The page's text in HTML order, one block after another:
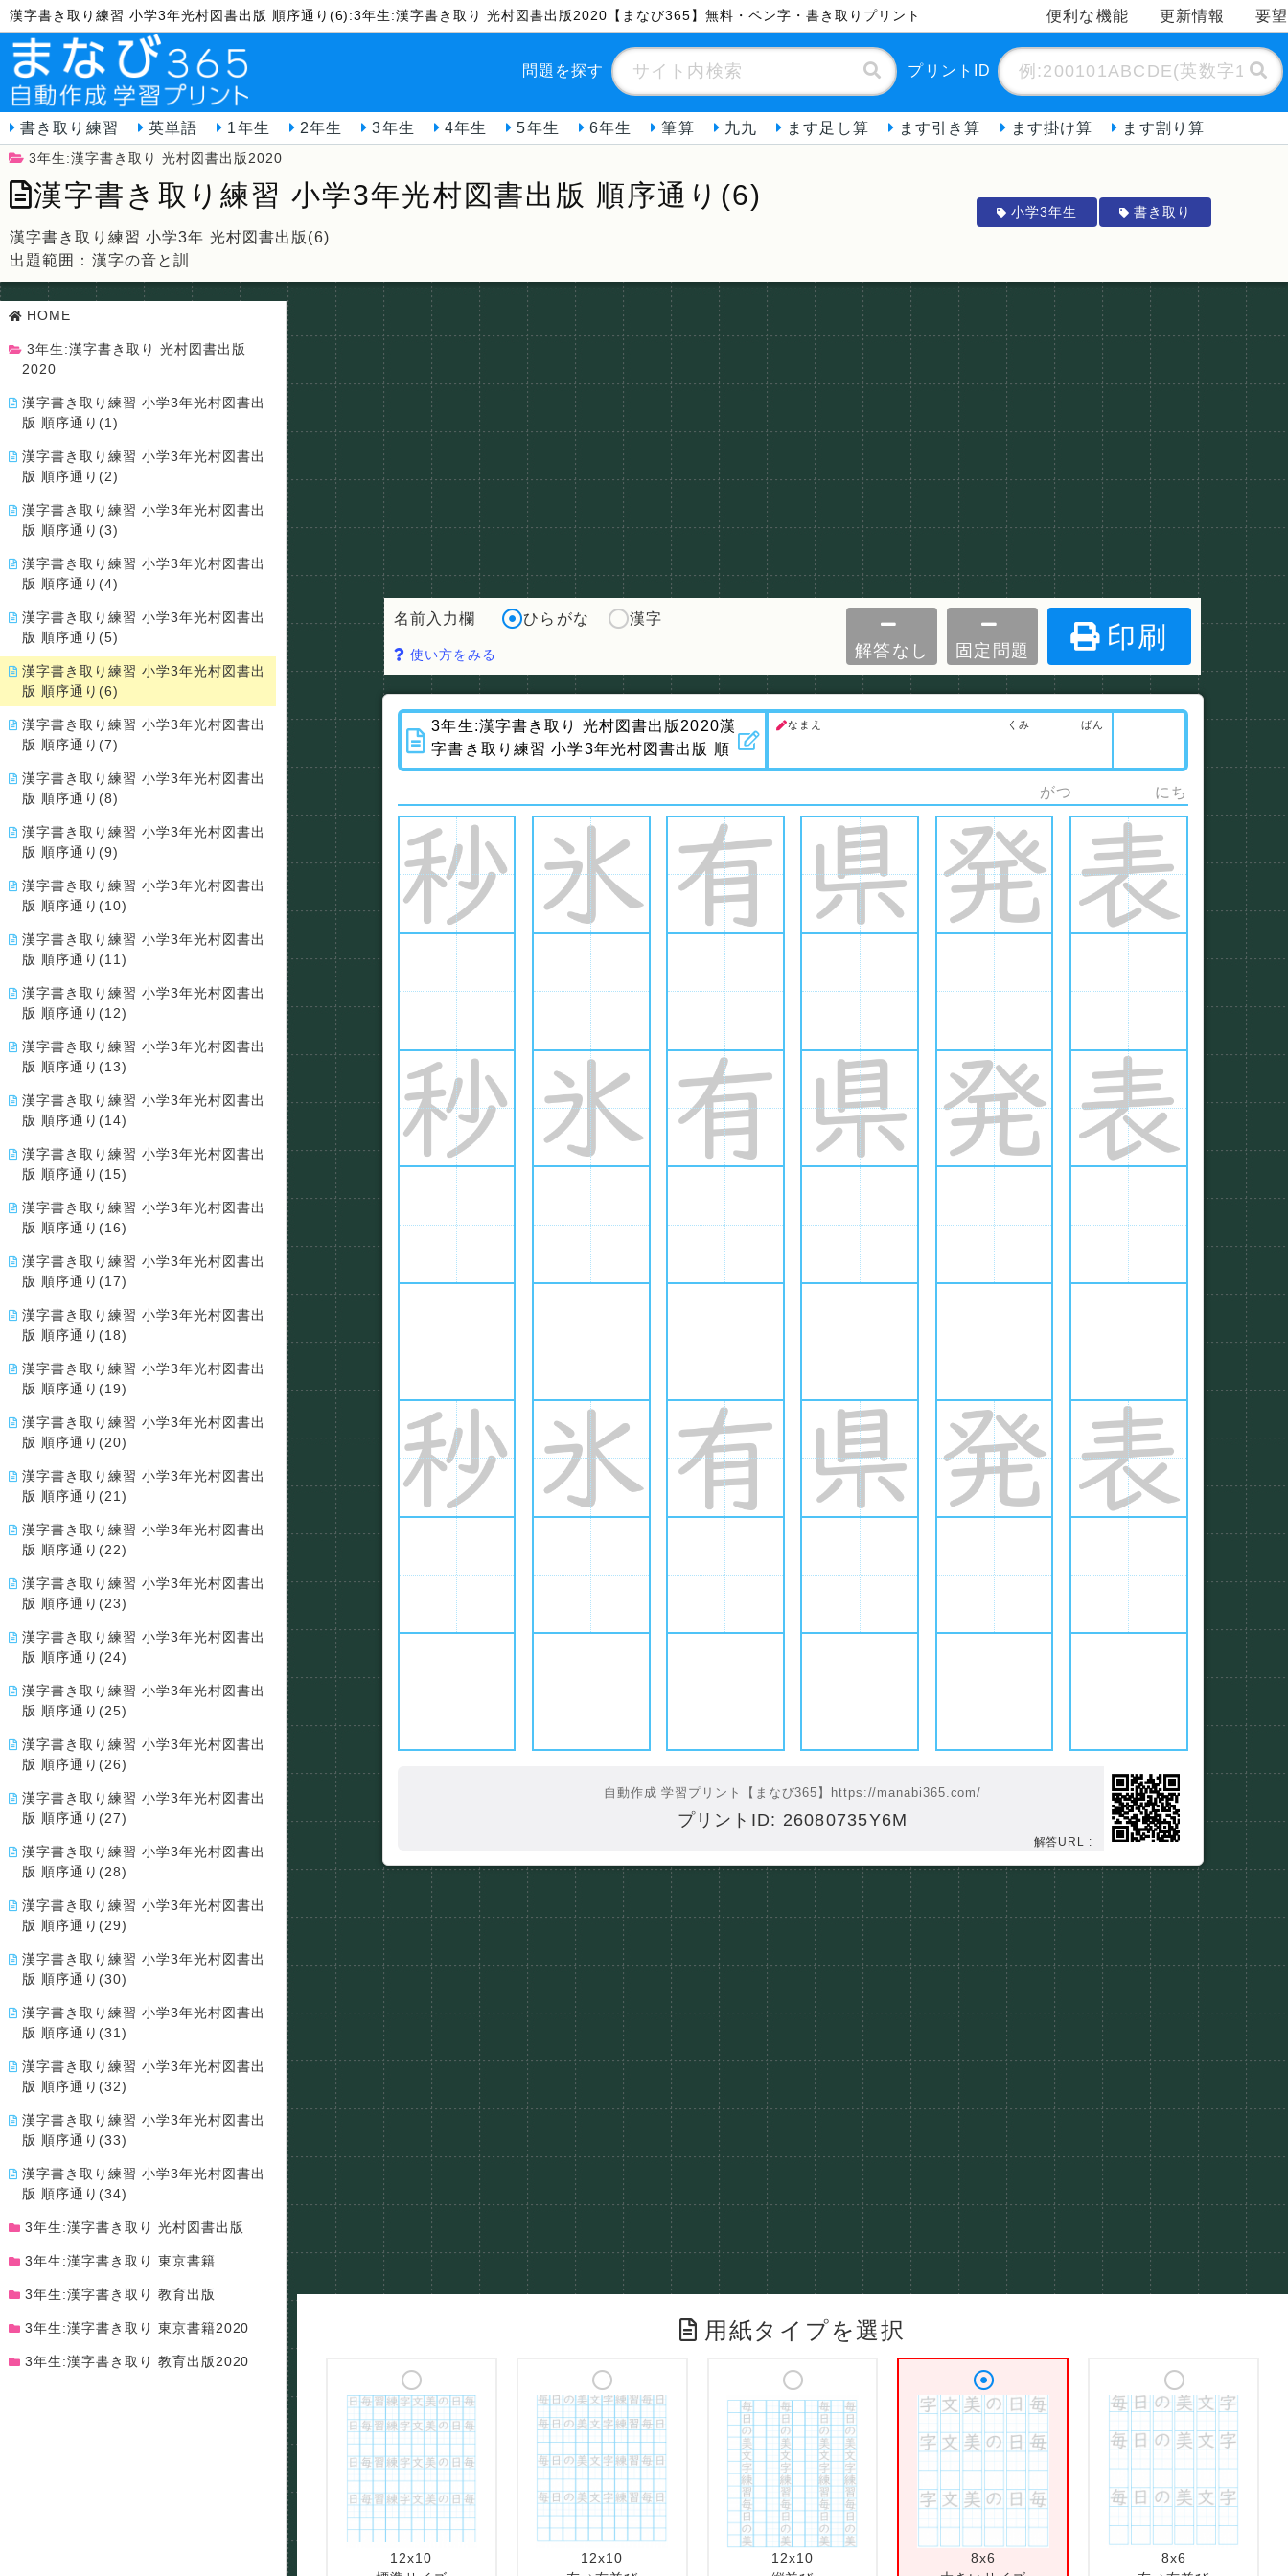
漢字書き取り練習 小学3年光村図書出版 順序通り(6):3年生:漢字書き取り 光村図書出版2020【まなび365】無料・ペン字・書き取りプリント 便利な機能 更新情報 要望
問題を探す プリントID
書き取り練習 英単語 1年生 2年生 3年生 4年生 5年生 6年生 筆算 九九 ます足し算 ます引き算 ます掛け算 ます割り算
3年生:漢字書き取り 光村図書出版2020
漢字書き取り練習 小学3年光村図書出版 順序通り(6)
漢字書き取り練習 小学3年 光村図書出版(6)
出題範囲：漢字の音と訓
小学3年生 書き取り
名前入力欄 ひらがな 漢字
使い方をみる 解答なし 固定問題 印刷
なまえ くみ ばん
がつ にち
自動作成 学習プリント【まなび365】 https://manabi365.com/
プリントID: 26080735Y6M
解答URL :
用紙タイプを選択
12x10
12x10
12x10
8x6
8x6
HOME
3年生:漢字書き取り 光村図書出版
2020
漢字書き取り練習 小学3年光村図書出
版 順序通り(1)
漢字書き取り練習 小学3年光村図書出
版 順序通り(2)
漢字書き取り練習 小学3年光村図書出
版 順序通り(3)
漢字書き取り練習 小学3年光村図書出
版 順序通り(4)
漢字書き取り練習 小学3年光村図書出
版 順序通り(5)
漢字書き取り練習 小学3年光村図書出
版 順序通り(6)
漢字書き取り練習 小学3年光村図書出
版 順序通り(7)
漢字書き取り練習 小学3年光村図書出
版 順序通り(8)
漢字書き取り練習 小学3年光村図書出
版 順序通り(9)
漢字書き取り練習 小学3年光村図書出
版 順序通り(10)
漢字書き取り練習 小学3年光村図書出
版 順序通り(11)
漢字書き取り練習 小学3年光村図書出
版 順序通り(12)
漢字書き取り練習 小学3年光村図書出
版 順序通り(13)
漢字書き取り練習 小学3年光村図書出
版 順序通り(14)
漢字書き取り練習 小学3年光村図書出
版 順序通り(15)
漢字書き取り練習 小学3年光村図書出
版 順序通り(16)
漢字書き取り練習 小学3年光村図書出
版 順序通り(17)
漢字書き取り練習 小学3年光村図書出
版 順序通り(18)
漢字書き取り練習 小学3年光村図書出
版 順序通り(19)
漢字書き取り練習 小学3年光村図書出
版 順序通り(20)
漢字書き取り練習 小学3年光村図書出
版 順序通り(21)
漢字書き取り練習 小学3年光村図書出
版 順序通り(22)
漢字書き取り練習 小学3年光村図書出
版 順序通り(23)
漢字書き取り練習 小学3年光村図書出
版 順序通り(24)
漢字書き取り練習 小学3年光村図書出
版 順序通り(25)
漢字書き取り練習 小学3年光村図書出
版 順序通り(26)
漢字書き取り練習 小学3年光村図書出
版 順序通り(27)
漢字書き取り練習 小学3年光村図書出
版 順序通り(28)
漢字書き取り練習 小学3年光村図書出
版 順序通り(29)
漢字書き取り練習 小学3年光村図書出
版 順序通り(30)
漢字書き取り練習 小学3年光村図書出
版 順序通り(31)
漢字書き取り練習 小学3年光村図書出
版 順序通り(32)
漢字書き取り練習 小学3年光村図書出
版 順序通り(33)
漢字書き取り練習 小学3年光村図書出
版 順序通り(34)
3年生:漢字書き取り 光村図書出版
3年生:漢字書き取り 東京書籍
3年生:漢字書き取り 教育出版
3年生:漢字書き取り 東京書籍2020
3年生:漢字書き取り 教育出版2020